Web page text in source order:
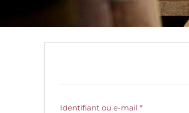
Identifiant ou e-mail *